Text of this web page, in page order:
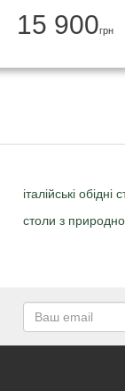
15 900грн
італійські обідні
столи з